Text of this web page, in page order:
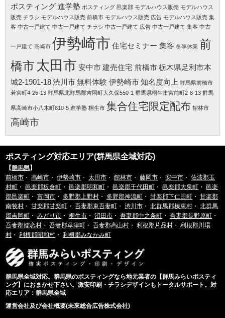
ポスティング 進学塾 ポスティング 邑楽郡 モデルハウス販売 モデルハウス
販売 チラシ モデルハウス販売 前橋市 モデルハウス販売 広告 モデルハウス販売 集
客 中古一戸建て 中古一戸建て チラシ 中古一戸建て 広告 中古一戸建て 集客 中古
一戸建て 高崎市 伊勢崎市 住宅セミナー 集客 冬季休業 前
橋市太田市 安中市建売住宅 前橋市栃木県足利市本
城2-1901-18渋川市無料体験 伊勢崎市知名度向上 群馬県前橋市
若宮町4-26-13 群馬県北群馬郡吉岡町大久保550-1 群馬県桐生市宮前町2-8-13 群馬
県高崎市小八木町810-5 進学塾 桐生市 集合住宅限定配布 館林市
高崎市
ポスティング対応エリア(群馬県全域対応)
【群馬県】
前橋市 ・高崎市 ・伊勢崎市 ・太田市 ・館林市 ・藤岡市 ・安中市 ・佐波郡玉
村町 ・邑楽郡板倉町 ・邑楽郡明和町 ・邑楽郡千代田町 ・邑楽郡大泉町 ・邑楽
郡邑楽町 ・富岡市 ・ 多野郡上野村 ・ 多野郡神流町 ・甘楽郡下仁田町 ・甘楽郡
南牧村 ・甘楽郡甘楽町 ・吾妻郡東吾妻町 ・渋川市 ・北群馬郡榛東村 ・北群馬
郡吉岡町 ・みどり市 ・桐生市 ・沼田市 ・吾妻郡中之条町 ・吾妻郡長野原町 ・
吾妻郡嬬恋村 ・吾妻郡草津町 ・吾妻郡高山村 ・利根郡片品村 ・利根郡川場
村 ・利根郡昭和村 ・利根郡みなかみ町
群馬県全域対応。群馬県のポスティングなら地元業者の【群馬みらいポスティ
ング】におまかせ下さい。激安印刷・チラシデザインもトータルサポート。対
応エリア：群馬県全域
運営会社及び会社概要(未來総合広告株式会社)